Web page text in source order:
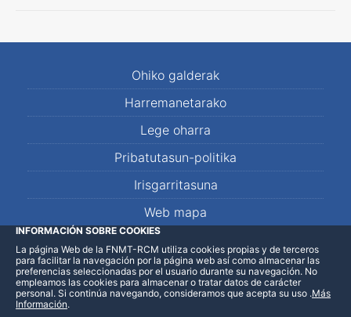
Ohiko galderak
Harremanetarako
Lege oharra
Pribatutasun-politika
Irisgarritasuna
Web mapa
LinkedInFacebookWhatsApp
INFORMACIÓN SOBRE COOKIES
La página Web de la FNMT-RCM utiliza cookies propias y de terceros
para facilitar la navegación por la página web así como almacenar las
preferencias seleccionadas por el usuario durante su navegación. No
empleamos las cookies para almacenar o tratar datos de carácter
personal. Si continúa navegando, consideramos que acepta su uso .Más
Información.